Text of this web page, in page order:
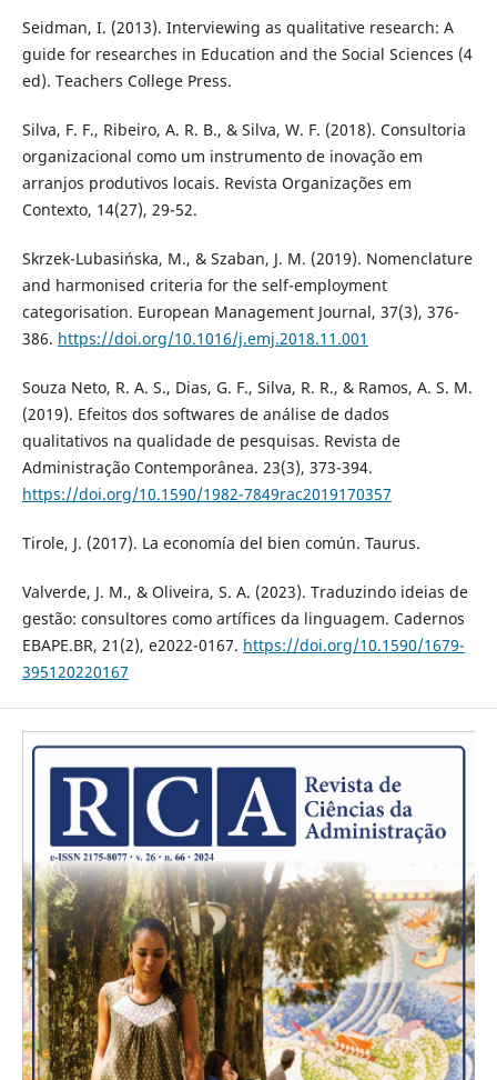
Seidman, I. (2013). Interviewing as qualitative research: A
guide for researches in Education and the Social Sciences (4
ed). Teachers College Press.
Silva, F. F., Ribeiro, A. R. B., & Silva, W. F. (2018). Consultoria
organizacional como um instrumento de inovação em
arranjos produtivos locais. Revista Organizações em
Contexto, 14(27), 29-52.
Skrzek-Lubasińska, M., & Szaban, J. M. (2019). Nomenclature
and harmonised criteria for the self-employment
categorisation. European Management Journal, 37(3), 376-
386. https://doi.org/10.1016/j.emj.2018.11.001
Souza Neto, R. A. S., Dias, G. F., Silva, R. R., & Ramos, A. S. M.
(2019). Efeitos dos softwares de análise de dados
qualitativos na qualidade de pesquisas. Revista de
Administração Contemporânea. 23(3), 373-394.
https://doi.org/10.1590/1982-7849rac2019170357
Tirole, J. (2017). La economía del bien común. Taurus.
Valverde, J. M., & Oliveira, S. A. (2023). Traduzindo ideias de
gestão: consultores como artífices da linguagem. Cadernos
EBAPE.BR, 21(2), e2022-0167. https://doi.org/10.1590/1679-
395120220167